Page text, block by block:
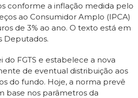
conforme a inflação medida pelo
ao Consumidor Amplo (IPCA)
de 3% ao ano. O texto está em
Deputados.
do FGTS e estabelece a nova
de eventual distribuição aos
do fundo. Hoje, a norma prevê
base nos parâmetros da